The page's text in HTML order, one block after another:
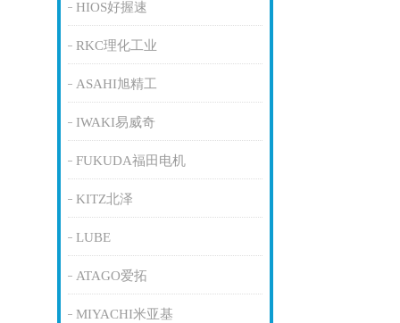
HIOS好握速
RKC理化工业
ASAHI旭精工
IWAKI易威奇
FUKUDA福田电机
KITZ北泽
LUBE
ATAGO爱拓
MIYACHI米亚基